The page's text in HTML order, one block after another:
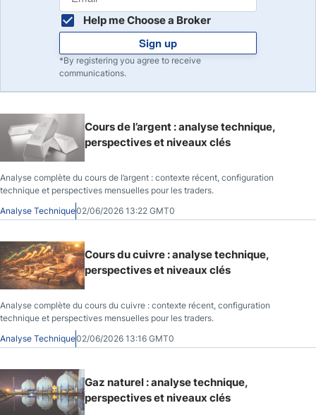
Help me Choose a Broker
Sign up
*By registering you agree to receive
communications.
Cours de l’argent : analyse technique,
perspectives et niveaux clés
Analyse complète du cours de l’argent : contexte récent, configuration
technique et perspectives mensuelles pour les traders.
Analyse Technique02/06/2026 13:22 GMT0
Cours du cuivre : analyse technique,
perspectives et niveaux clés
Analyse complète du cours du cuivre : contexte récent, configuration
technique et perspectives mensuelles pour les traders.
Analyse Technique02/06/2026 13:16 GMT0
Gaz naturel : analyse technique,
perspectives et niveaux clés